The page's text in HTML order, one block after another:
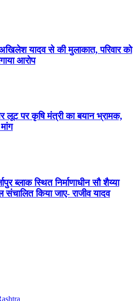
यादव से की मुलाकात, परिवार को
आरोप
लूट पर कृषि मंत्री का बयान भ्रामक,
ब्लाक स्थित निर्माणाधीन सौ शैय्या
किया जाए- राजीव यादव